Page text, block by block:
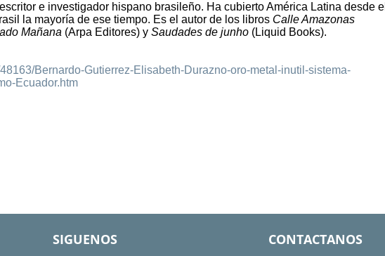
e investigador hispano brasileño. Ha cubierto América Latina desde el
la mayoría de ese tiempo. Es el autor de los libros Calle Amazonas
Mañana (Arpa Editores) y Saudades de junho (Liquid Books).
Bernardo-Gutierrez-Elisabeth-Durazno-oro-metal-inutil-sistema-
Ecuador.htm
SIGUENOS CONTACTANOS